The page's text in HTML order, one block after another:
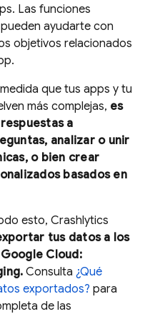
Las funciones
pueden ayudarte con
objetivos relacionados
que tus apps y tu
más complejas, es
a
analizar o unir
o bien crear
basados en
esto, Crashlytics
tus datos a los
Google Cloud:
. Consulta¿Qué
exportados? para
de las